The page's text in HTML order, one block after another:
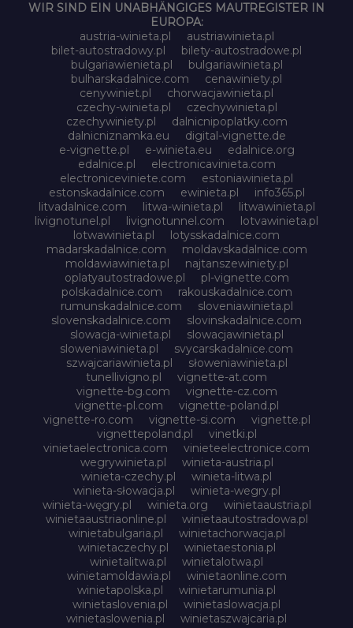
WIR SIND EIN UNABHÄNGIGES MAUTREGISTER IN
EUROPA:
austria-winieta.pl
austriawinieta.pl
bilet-autostradowy.pl
bilety-autostradowe.pl
bulgariawienieta.pl
bulgariawinieta.pl
bulharskadalnice.com
cenawiniety.pl
cenywiniet.pl
chorwacjawinieta.pl
czechy-winieta.pl
czechywinieta.pl
czechywiniety.pl
dalnicnipoplatky.com
dalnicniznamka.eu
digital-vignette.de
e-vignette.pl
e-winieta.eu
edalnice.org
edalnice.pl
electronicavinieta.com
electroniceviniete.com
estoniawinieta.pl
estonskadalnice.com
ewinieta.pl
info365.pl
litvadalnice.com
litwa-winieta.pl
litwawinieta.pl
livignotunel.pl
livignotunnel.com
lotvawinieta.pl
lotwawinieta.pl
lotysskadalnice.com
madarskadalnice.com
moldavskadalnice.com
moldawiawinieta.pl
najtanszewiniety.pl
oplatyautostradowe.pl
pl-vignette.com
polskadalnice.com
rakouskadalnice.com
rumunskadalnice.com
sloveniawinieta.pl
slovenskadalnice.com
slovinskadalnice.com
slowacja-winieta.pl
slowacjawinieta.pl
sloweniawinieta.pl
svycarskadalnice.com
szwajcariawinieta.pl
słoweniawinieta.pl
tunellivigno.pl
vignette-at.com
vignette-bg.com
vignette-cz.com
vignette-pl.com
vignette-poland.pl
vignette-ro.com
vignette-si.com
vignette.pl
vignettepoland.pl
vinetki.pl
vinietaelectronica.com
vinieteelectronice.com
wegrywinieta.pl
winieta-austria.pl
winieta-czechy.pl
winieta-litwa.pl
winieta-słowacja.pl
winieta-wegry.pl
winieta-węgry.pl
winieta.org
winietaaustria.pl
winietaaustriaonline.pl
winietaautostradowa.pl
winietabulgaria.pl
winietachorwacja.pl
winietaczechy.pl
winietaestonia.pl
winietalitwa.pl
winietalotwa.pl
winietamoldawia.pl
winietaonline.com
winietapolska.pl
winietarumunia.pl
winietaslovenia.pl
winietaslowacja.pl
winietaslowenia.pl
winietaszwajcaria.pl